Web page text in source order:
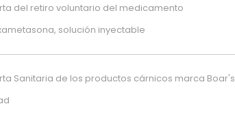
del retiro voluntario del medicamento
solución inyectable
Sanitaria de los productos cárnicos marca Boar's